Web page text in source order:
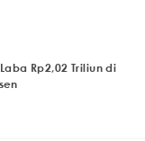
Rp2,02 Triliun di